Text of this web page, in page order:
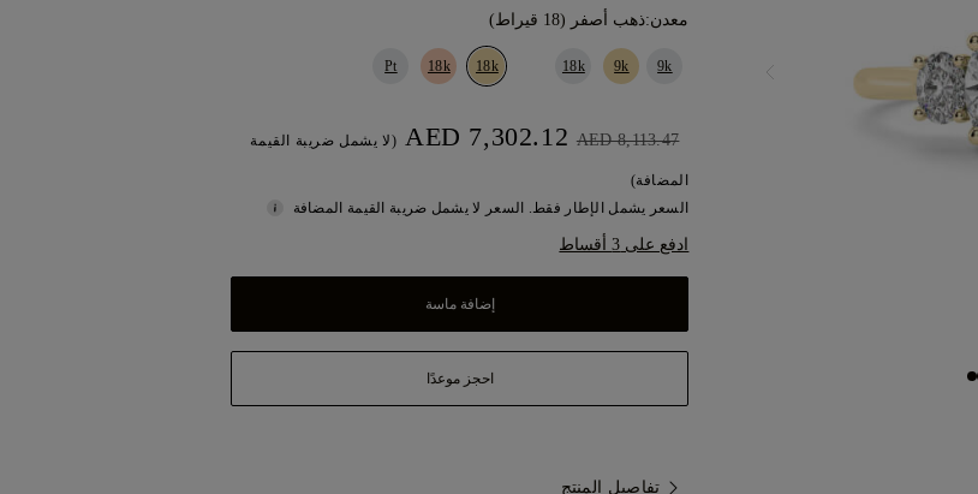
معدن:ذهب أصفر (18 قيراط)
9k
9k
18k
18k
18k
Pt
AED 8,113.47 (لا يشمل ضريبة القيمة
المضافة)
السعر يشمل الإطار فقط. السعر لا يشمل ضريبة القيمة المضافة
ادفع على 3 أقساط
إضافة ماسة
احجز موعدًا
تفاصيل المنتج